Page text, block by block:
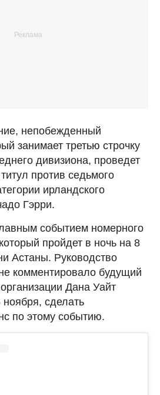
непобежденный
занимает третью строчку
дивизиона, проведет
против седьмого
ирландского
Гэрри.
событием номерного
пройдет в ночь на 8
Астаны. Руководство
комментировало будущий
Дана Уайт
сделать
по этому событию.